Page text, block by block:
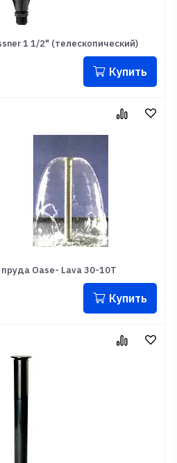
1 1/2" (телескопический)
Купить
Oase- Lava 30-10Т
Купить